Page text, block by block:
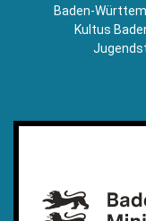
Baden-
Kultus